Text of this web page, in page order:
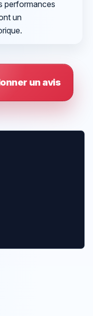
performances
un
un avis